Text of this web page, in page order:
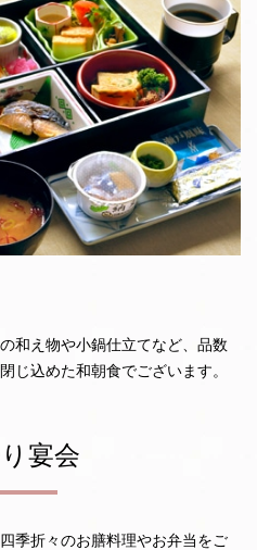
和え物や小鍋仕立てなど、品数
じ込めた和朝食でございます。
宴会
季折々のお膳料理やお弁当をご